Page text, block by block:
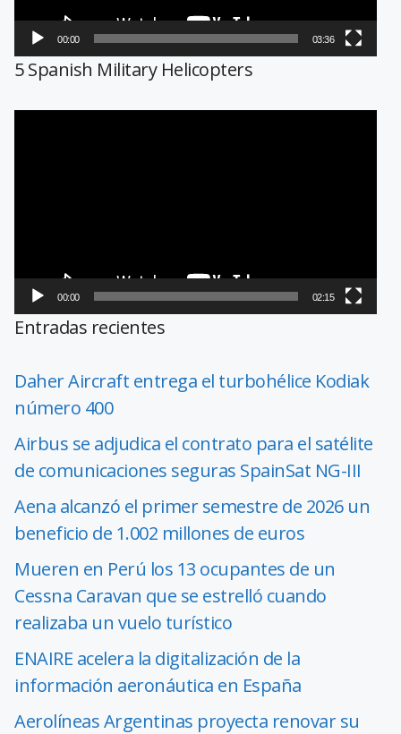
00:00 03:36
5 Spanish Military Helicopters
00:00 02:15
Entradas recientes
Daher Aircraft entrega el turbohélice Kodiak
número 400
Airbus se adjudica el contrato para el satélite
de comunicaciones seguras SpainSat NG-III
Aena alcanzó el primer semestre de 2026 un
beneficio de 1.002 millones de euros
Mueren en Perú los 13 ocupantes de un
Cessna Caravan que se estrelló cuando
realizaba un vuelo turístico
ENAIRE acelera la digitalización de la
información aeronáutica en España
Aerolíneas Argentinas proyecta renovar su